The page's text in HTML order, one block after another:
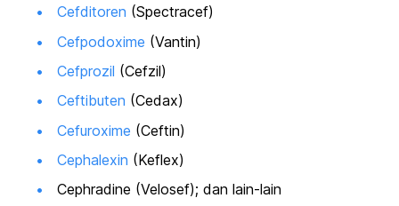
Cefditoren (Spectracef)
Cefpodoxime (Vantin)
Cefprozil (Cefzil)
Ceftibuten (Cedax)
Cefuroxime (Ceftin)
Cephalexin (Keflex)
Cephradine (Velosef); dan lain-lain